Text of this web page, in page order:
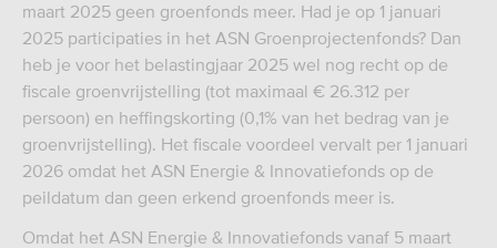
maart 2025 geen groenfonds meer. Had je op 1 januari
2025 participaties in het ASN Groenprojectenfonds? Dan
heb je voor het belastingjaar 2025 wel nog recht op de
fiscale groenvrijstelling (tot maximaal € 26.312 per
persoon) en heffingskorting (0,1% van het bedrag van je
groenvrijstelling). Het fiscale voordeel vervalt per 1 januari
2026 omdat het ASN Energie & Innovatiefonds op de
peildatum dan geen erkend groenfonds meer is.
Omdat het ASN Energie & Innovatiefonds vanaf 5 maart